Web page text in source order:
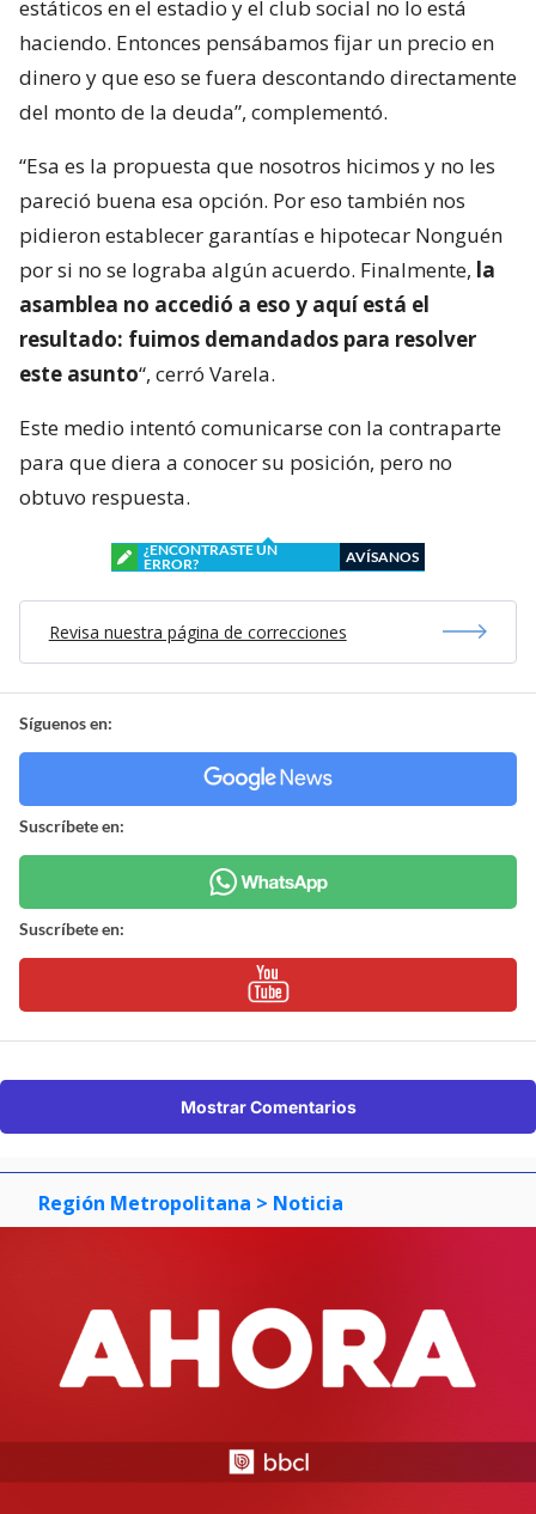
estáticos en el estadio y el club social no lo está
haciendo. Entonces pensábamos fijar un precio en
dinero y que eso se fuera descontando directamente
del monto de la deuda”, complementó.
“Esa es la propuesta que nosotros hicimos y no les
pareció buena esa opción. Por eso también nos
pidieron establecer garantías e hipotecar Nonguén
por si no se lograba algún acuerdo. Finalmente, la
asamblea no accedió a eso y aquí está el
resultado: fuimos demandados para resolver
este asunto“, cerró Varela.
Este medio intentó comunicarse con la contraparte
para que diera a conocer su posición, pero no
obtuvo respuesta.
¿ENCONTRASTE UN
ERROR?
AVÍSANOS
Revisa nuestra página de correcciones
Síguenos en:
Suscríbete en:
Suscríbete en:
Mostrar Comentarios
Región Metropolitana > Noticia